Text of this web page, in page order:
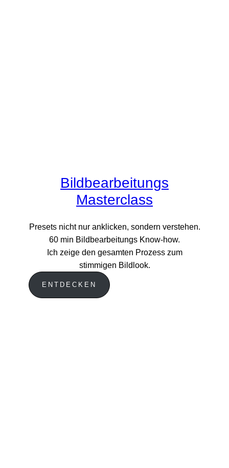
Bildbearbeitungs
Masterclass
Presets nicht nur anklicken, sondern verstehen.
60 min Bildbearbeitungs Know-how.
Ich zeige den gesamten Prozess zum
stimmigen Bildlook.
ENTDECKEN